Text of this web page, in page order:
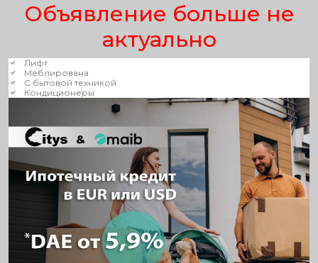
Объявление больше не
актуально
Лифт
Меблирована
С бытовой техникой
Кондиционеры